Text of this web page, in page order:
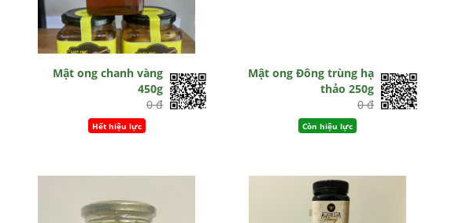
Mật ong chanh vàng
450g
0 đ
Hết hiệu lực
Mật ong Đông trùng hạ
thảo 250g
0 đ
Còn hiệu lực